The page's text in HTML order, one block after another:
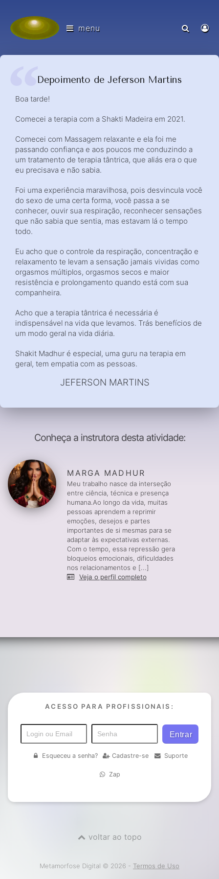
menu
Depoimento de Jeferson Martins
Boa tarde!
Comecei a terapia com a Shakti Madeira em 2021.
Comecei com Massagem relaxante e ela foi me
passando confiança e aos poucos me conduzindo a
um tratamento de terapia tântrica, que aliás era o que
eu precisava e não sabia.
Foi uma experiência maravilhosa, pois desvincula você
do sexo de uma certa forma, você passa a se
conhecer, ouvir sua respiração, reconhecer sensações
que não sabia que sentia, mas estavam lá o tempo
todo.
Eu acho que o controle da respiração, concentração e
relaxamento te levam a sensação jamais vividas como
orgasmos múltiplos, orgasmos secos e maior
resistência e prolongamento quando está com sua
companheira.
Acho que a terapia tântrica é necessária é
indispensável na vida que levamos. Trás benefícios de
um modo geral na vida diária.
Shakit Madhur é especial, uma guru na terapia em
geral, tem empatia com as pessoas.
JEFERSON MARTINS
Conheça a instrutora desta atividade:
MARGA MADHUR
Meu trabalho nasce da interseção
entre ciência, técnica e presença
humana.Ao longo da vida, muitas
pessoas aprendem a reprimir
emoções, desejos e partes
importantes de si mesmas para se
adaptar às expectativas externas.
Com o tempo, essa repressão gera
bloqueios emocionais, dificuldades
nos relacionamentos e [...]
Veja o perfil completo
ACESSO PARA PROFISSIONAIS:
Esqueceu a senha? Cadastre-se Suporte
Zap
voltar ao topo
Metamorfose Digital © 2026 - Termos de Uso